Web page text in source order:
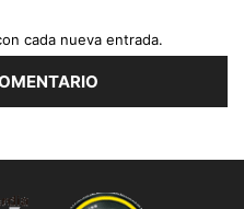
cada nueva entrada.